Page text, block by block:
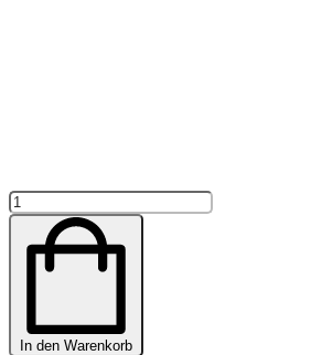
STRICKMÜTZE
"HERZSCHLAG"
PERSONALISIERT
Menge
In den Warenkorb